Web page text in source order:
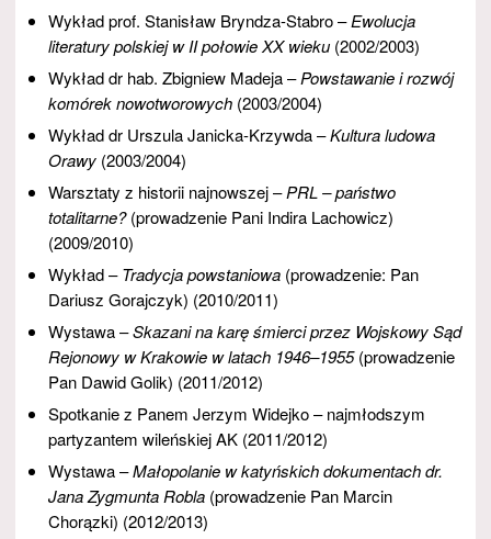
Wykład prof. Stanisław Bryndza-Stabro –Ewolucja
literatury polskiej w II połowie XX wieku (2002/2003)
Wykład dr hab. Zbigniew Madeja –Powstawanie i rozwój
komórek nowotworowych (2003/2004)
Wykład dr Urszula Janicka-Krzywda –Kultura ludowa
Orawy (2003/2004)
Warsztaty z historii najnowszej –PRL – państwo
totalitarne?(prowadzenie Pani Indira Lachowicz)
(2009/2010)
Wykład –Tradycja powstaniowa (prowadzenie: Pan
Dariusz Gorajczyk) (2010/2011)
Wystawa –Skazani na karę śmierci przez Wojskowy Sąd
Rejonowy w Krakowie w latach 1946–1955(prowadzenie
Pan Dawid Golik) (2011/2012)
Spotkanie z Panem Jerzym Widejko – najmłodszym
partyzantem wileńskiej AK (2011/2012)
Wystawa –Małopolanie w katyńskich dokumentach dr.
Jana Zygmunta Robla (prowadzenie Pan Marcin
Chorązki) (2012/2013)